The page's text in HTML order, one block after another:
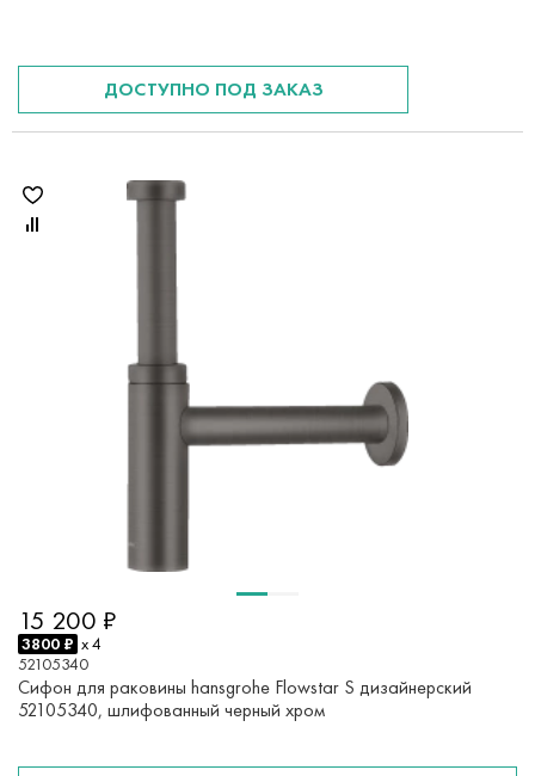
ДОСТУПНО ПОД ЗАКАЗ
15 200 ₽
3800 ₽ x 4
52105340
Сифон для раковины hansgrohe Flowstar S дизайнерский
52105340, шлифованный черный хром